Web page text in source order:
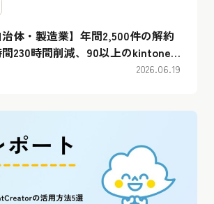
治体・製造業】年間2,500件の解約
230時間削減、90以上のkintone
ヨクモユーザー会「Hello松山
2026.06.19